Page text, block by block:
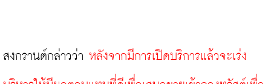
สงกรานต์กล่าวว่า หลังจากมีการเปิดบริการแล้วจะเร่ง